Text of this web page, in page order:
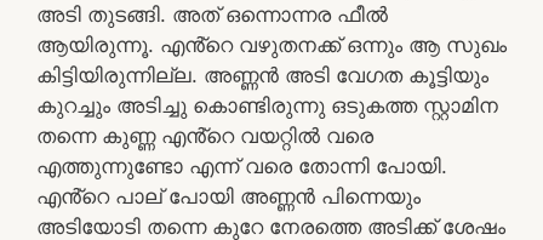
അടി തുടങ്ങി. അത് ഒന്നൊന്നര ഫീൽ
ആയിരുന്നൂ. എൻ്റെ വഴുതനക്ക് ഒന്നും ആ സുഖം
കിട്ടിയിരുന്നില്ല. അണ്ണൻ അടി വേഗത കൂട്ടിയും
കുറച്ചും അടിച്ചു കൊണ്ടിരുന്നു ഒടുകത്ത സ്റ്റാമിന
തന്നെ കുണ്ണ എൻ്റെ വയറ്റിൽ വരെ
എത്തുന്നുണ്ടോ എന്ന് വരെ തോന്നി പോയി.
എൻ്റെ പാല് പോയി അണ്ണൻ പിന്നെയും
അടിയോടി തന്നെ കുറേ നേരത്തെ അടിക്ക് ശേഷം